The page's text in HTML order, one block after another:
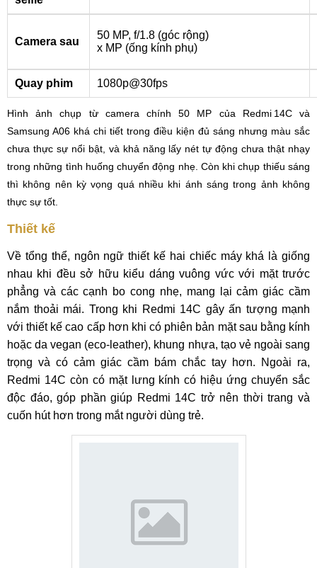
Camera sau
50 MP, f/1.8 (góc rộng)
x MP (ống kính phụ)
Quay phim 1080p@30fps
Hình ảnh chụp từ camera chính 50 MP của Redmi 14C và
Samsung A06 khá chi tiết trong điều kiện đủ sáng nhưng màu sắc
chưa thực sự nổi bật, và khả năng lấy nét tự động chưa thật nhạy
trong những tình huống chuyển động nhẹ. Còn khi chụp thiếu sáng
thì không nên kỳ vọng quá nhiều khi ánh sáng trong ảnh không
thực sự tốt.
Thiết kế
Về tổng thể, ngôn ngữ thiết kế hai chiếc máy khá là giống
nhau khi đều sở hữu kiểu dáng vuông vức với mặt trước
phẳng và các cạnh bo cong nhẹ, mang lại cảm giác cầm
nắm thoải mái. Trong khi Redmi 14C gây ấn tượng mạnh
với thiết kế cao cấp hơn khi có phiên bản mặt sau bằng kính
hoặc da vegan (eco‑leather), khung nhựa, tạo vẻ ngoài sang
trọng và có cảm giác cầm bám chắc tay hơn. Ngoài ra,
Redmi 14C còn có mặt lưng kính có hiệu ứng chuyển sắc
độc đáo, góp phần giúp Redmi 14C trở nên thời trang và
cuốn hút hơn trong mắt người dùng trẻ.